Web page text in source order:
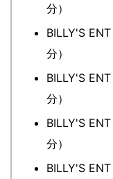
分）
BILLY'S
分）
BILLY'S
分）
BILLY'S
分）
BILLY'S